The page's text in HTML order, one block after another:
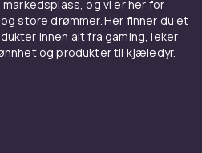
45W laptop-adapter.
ladere online hos
og
& -ladere
og vi er her for
store drømmer. Her finner du et
innen alt fra gaming, leker
og produkter til kjæledyr.